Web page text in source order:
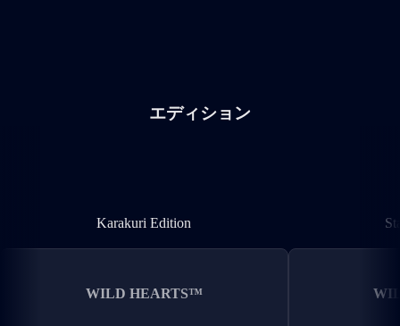
エディション
Karakuri Edition
WILD HEARTS™